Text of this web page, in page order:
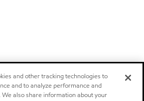
and other tracking technologies to
and to analyze performance and
also share information about your